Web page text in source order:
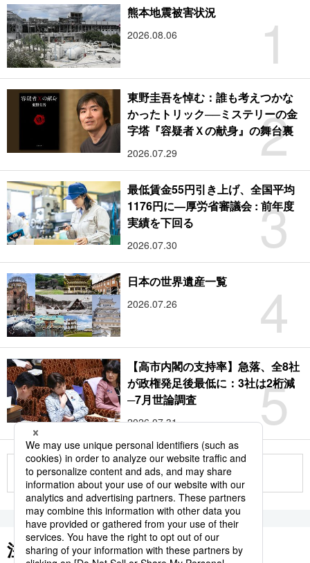
1
熊本地震被害状況
2026.08.06
2
東野圭吾を悼む：誰も考えつかな
かったトリック──ミステリーの金
字塔『容疑者Ｘの献身』の舞台裏
2026.07.29
3
最低賃金55円引き上げ、全国平均
1176円に―厚労省審議会 : 前年度
実績を下回る
2026.07.30
4
日本の世界遺産一覧
2026.07.26
5
【高市内閣の支持率】急落、全8社
が政権発足後最低に：3社は2桁減
─7月世論調査
2026.07.31
もっと見る
注目のキーワード